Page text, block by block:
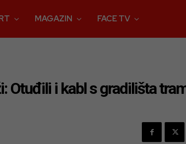
MAGAZIN FACE TV
Otuđili i kabl s gradilišta